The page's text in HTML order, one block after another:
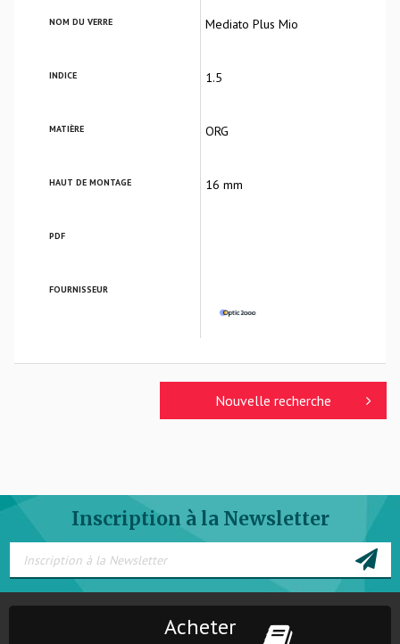
NOM DU VERRE Mediato Plus Mio
INDICE 1.5
MATIÈRE ORG
HAUT DE MONTAGE 16 mm
PDF
FOURNISSEUR
Nouvelle recherche
Inscription à la Newsletter
Acheter